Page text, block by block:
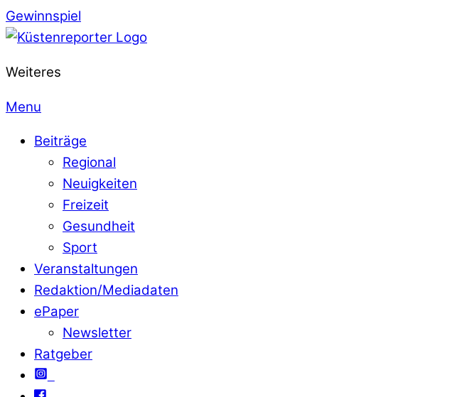
Gewinnspiel
Weiteres
Menu
Beiträge
Regional
Neuigkeiten
Freizeit
Gesundheit
Sport
Veranstaltungen
Redaktion/Mediadaten
ePaper
Newsletter
Ratgeber